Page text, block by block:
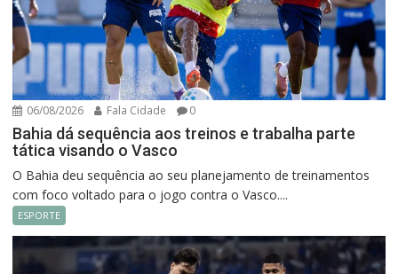
06/08/2026 Fala Cidade 0
Bahia dá sequência aos treinos e trabalha parte
tática visando o Vasco
O Bahia deu sequência ao seu planejamento de treinamentos
com foco voltado para o jogo contra o Vasco....
ESPORTE